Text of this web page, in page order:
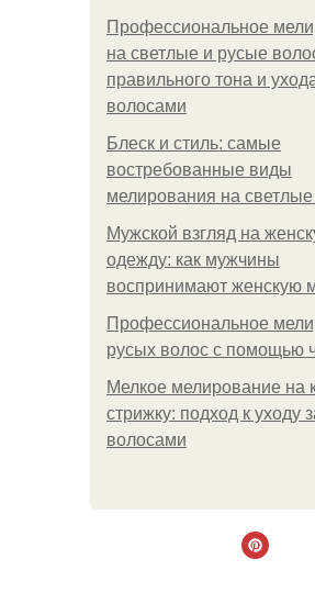
Профессиональное
на светлые и русые
правильного тона и
волосами
Блеск и стиль: самые
востребованные виды
мелирования на
Мужской взгляд на
одежду: как мужчины
воспринимают женскую
Профессиональное
русых волос с помощью
Мелкое мелирование на
стрижку: подход к уходу
волосами